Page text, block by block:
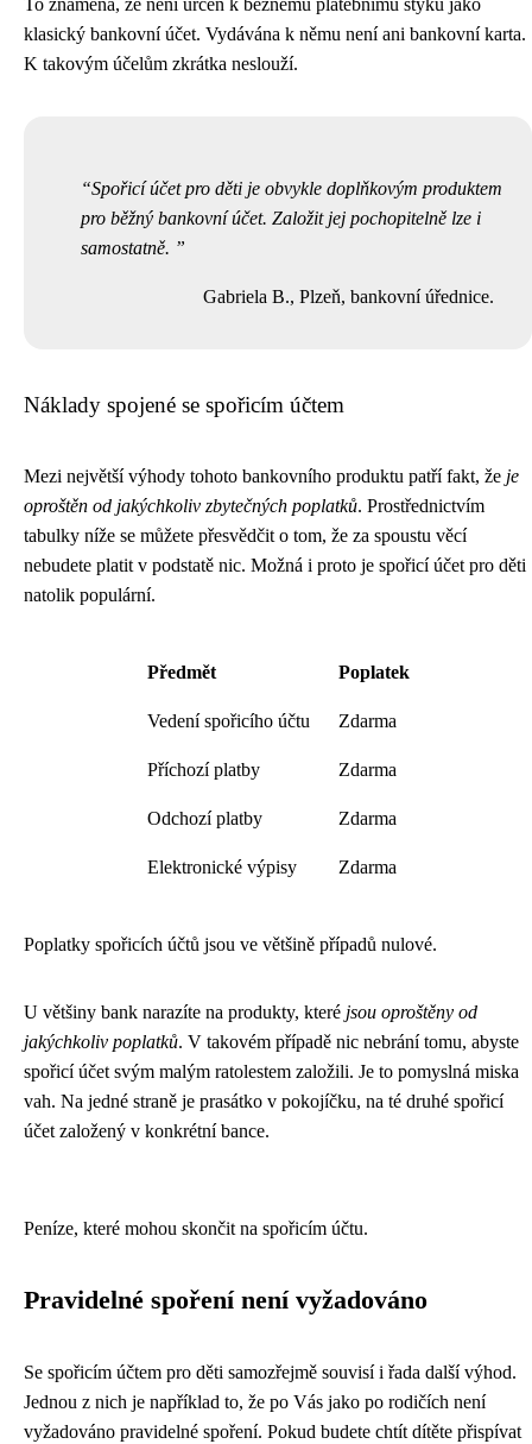
To znamená, že není určen k běžnému platebnímu styku jako
klasický bankovní účet. Vydávána k němu není ani bankovní karta.
K takovým účelům zkrátka neslouží.
Spořicí účet pro děti je obvykle doplňkovým produktem
pro běžný bankovní účet. Založit jej pochopitelně lze i
samostatně.
Gabriela B., Plzeň, bankovní úřednice.
Náklady spojené se spořicím účtem
Mezi největší výhody tohoto bankovního produktu patří fakt, že je
oproštěn od jakýchkoliv zbytečných poplatků. Prostřednictvím
tabulky níže se můžete přesvědčit o tom, že za spoustu věcí
nebudete platit v podstatě nic. Možná i proto je spořicí účet pro děti
natolik populární.
Předmět Poplatek
Vedení spořicího účtu Zdarma
Příchozí platby Zdarma
Odchozí platby Zdarma
Elektronické výpisy Zdarma
Poplatky spořicích účtů jsou ve většině případů nulové.
U většiny bank narazíte na produkty, které jsou oproštěny od
jakýchkoliv poplatků. V takovém případě nic nebrání tomu, abyste
spořicí účet svým malým ratolestem založili. Je to pomyslná miska
vah. Na jedné straně je prasátko v pokojíčku, na té druhé spořicí
účet založený v konkrétní bance.
Peníze, které mohou skončit na spořicím účtu.
Pravidelné spoření není vyžadováno
Se spořicím účtem pro děti samozřejmě souvisí i řada další výhod.
Jednou z nich je například to, že po Vás jako po rodičích není
vyžadováno pravidelné spoření. Pokud budete chtít dítěte přispívat